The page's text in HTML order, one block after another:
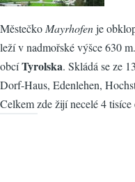
Městečko Mayrhofenje
leží v nadmořské výšce 630
obcíTyrolska. Skládá se ze
Dorf-Haus, Edenlehen,
Celkem zde žijí necelé 4 tisíce